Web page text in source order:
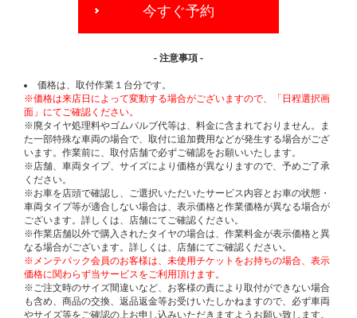
今すぐ予約
- 注意事項 -
価格は、取付作業１台分です。
※価格は来店日によって変動する場合がございますので、「日程選択画
面」にてご確認ください。
※廃タイヤ処理料やゴムバルブ代等は、料金に含まれておりません。ま
た一部特殊な車両の場合で、取付に追加費用などが発生する場合がござ
います。作業前に、取付店舗で必ずご確認をお願いいたします。
※店舗、車両タイプ、サイズにより価格が異なりますので、予めご了承
ください。
※お車を店頭で確認し、ご選択いただいたサービス内容とお車の状態・
車両タイプ等が適合しない場合は、表示価格と作業価格が異なる場合が
ございます。詳しくは、店舗にてご確認ください。
※作業店舗以外で購入されたタイヤの場合は、作業料金が表示価格と異
なる場合がございます。詳しくは、店舗にてご確認ください。
※メンテパック会員のお客様は、未使用チケットをお持ちの場合、表示
価格に関わらず当サービスをご利用頂けます。
※ご注文時のサイズ間違いなど、お客様の責により取付ができない場合
も含め、商品の交換、返品返金等お受けいたしかねますので、必ず車両
やサイズ等をご確認の上お申し込みいただきますようお願い致します。